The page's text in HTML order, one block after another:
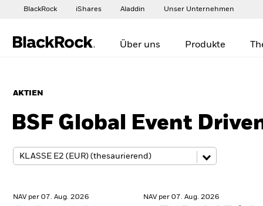
BlackRock iShares Aladdin Unser Unternehmen
Über uns Produkte
AKTIEN
BSF Global Event
NAV per 07. Aug. 2026 NAV per 07. Aug. 2026